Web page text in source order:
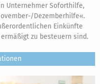
Unternehmer Soforthilfe,
Dezemberhilfe«.
Einkünfte
zu besteuern sind.